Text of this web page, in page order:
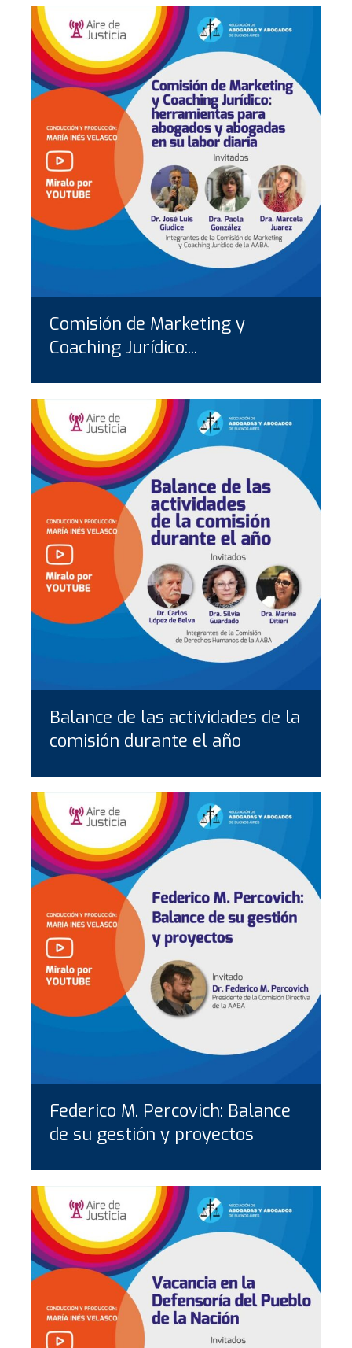
Comisión de Marketing y
Coaching Jurídico:...
Balance de las actividades de la
comisión durante el año
Federico M. Percovich: Balance
de su gestión y proyectos